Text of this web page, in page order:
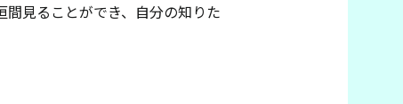
見ることができ、自分の知りた